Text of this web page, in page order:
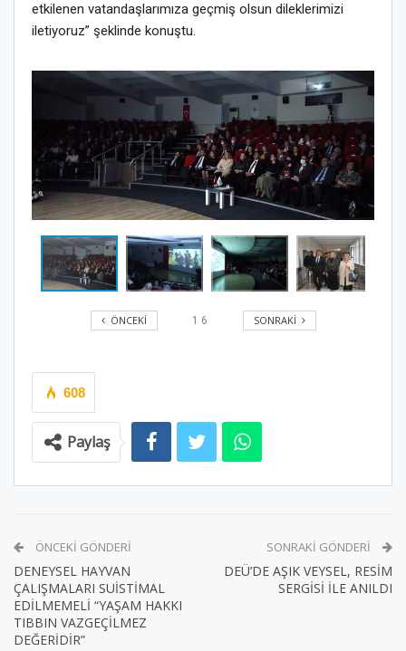
etkilenen vatandaşlarımıza geçmiş olsun dileklerimizi
iletiyoruz” şeklinde konuştu.
ÖNCEKI 1 6 SONRAKI
608
Paylaş
ÖNCEKI GÖNDERI
DENEYSEL HAYVAN
ÇALIŞMALARI SUİSTİMAL
EDİLMEMELİ “YAŞAM HAKKI
TIBBIN VAZGEÇİLMEZ
DEĞERİDİR”
SONRAKI GÖNDERI
DEÜ’DE AŞIK VEYSEL, RESİM
SERGİSİ İLE ANILDI